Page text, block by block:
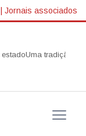
| Jornais associados
Uma tradição que